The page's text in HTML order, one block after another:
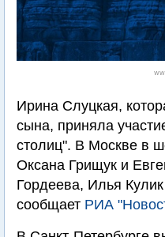
Ирина Слуцкая,
сына, приняла
столиц". В Москве в
Оксана Грищук и
Гордеева, Илья
сообщает РИА